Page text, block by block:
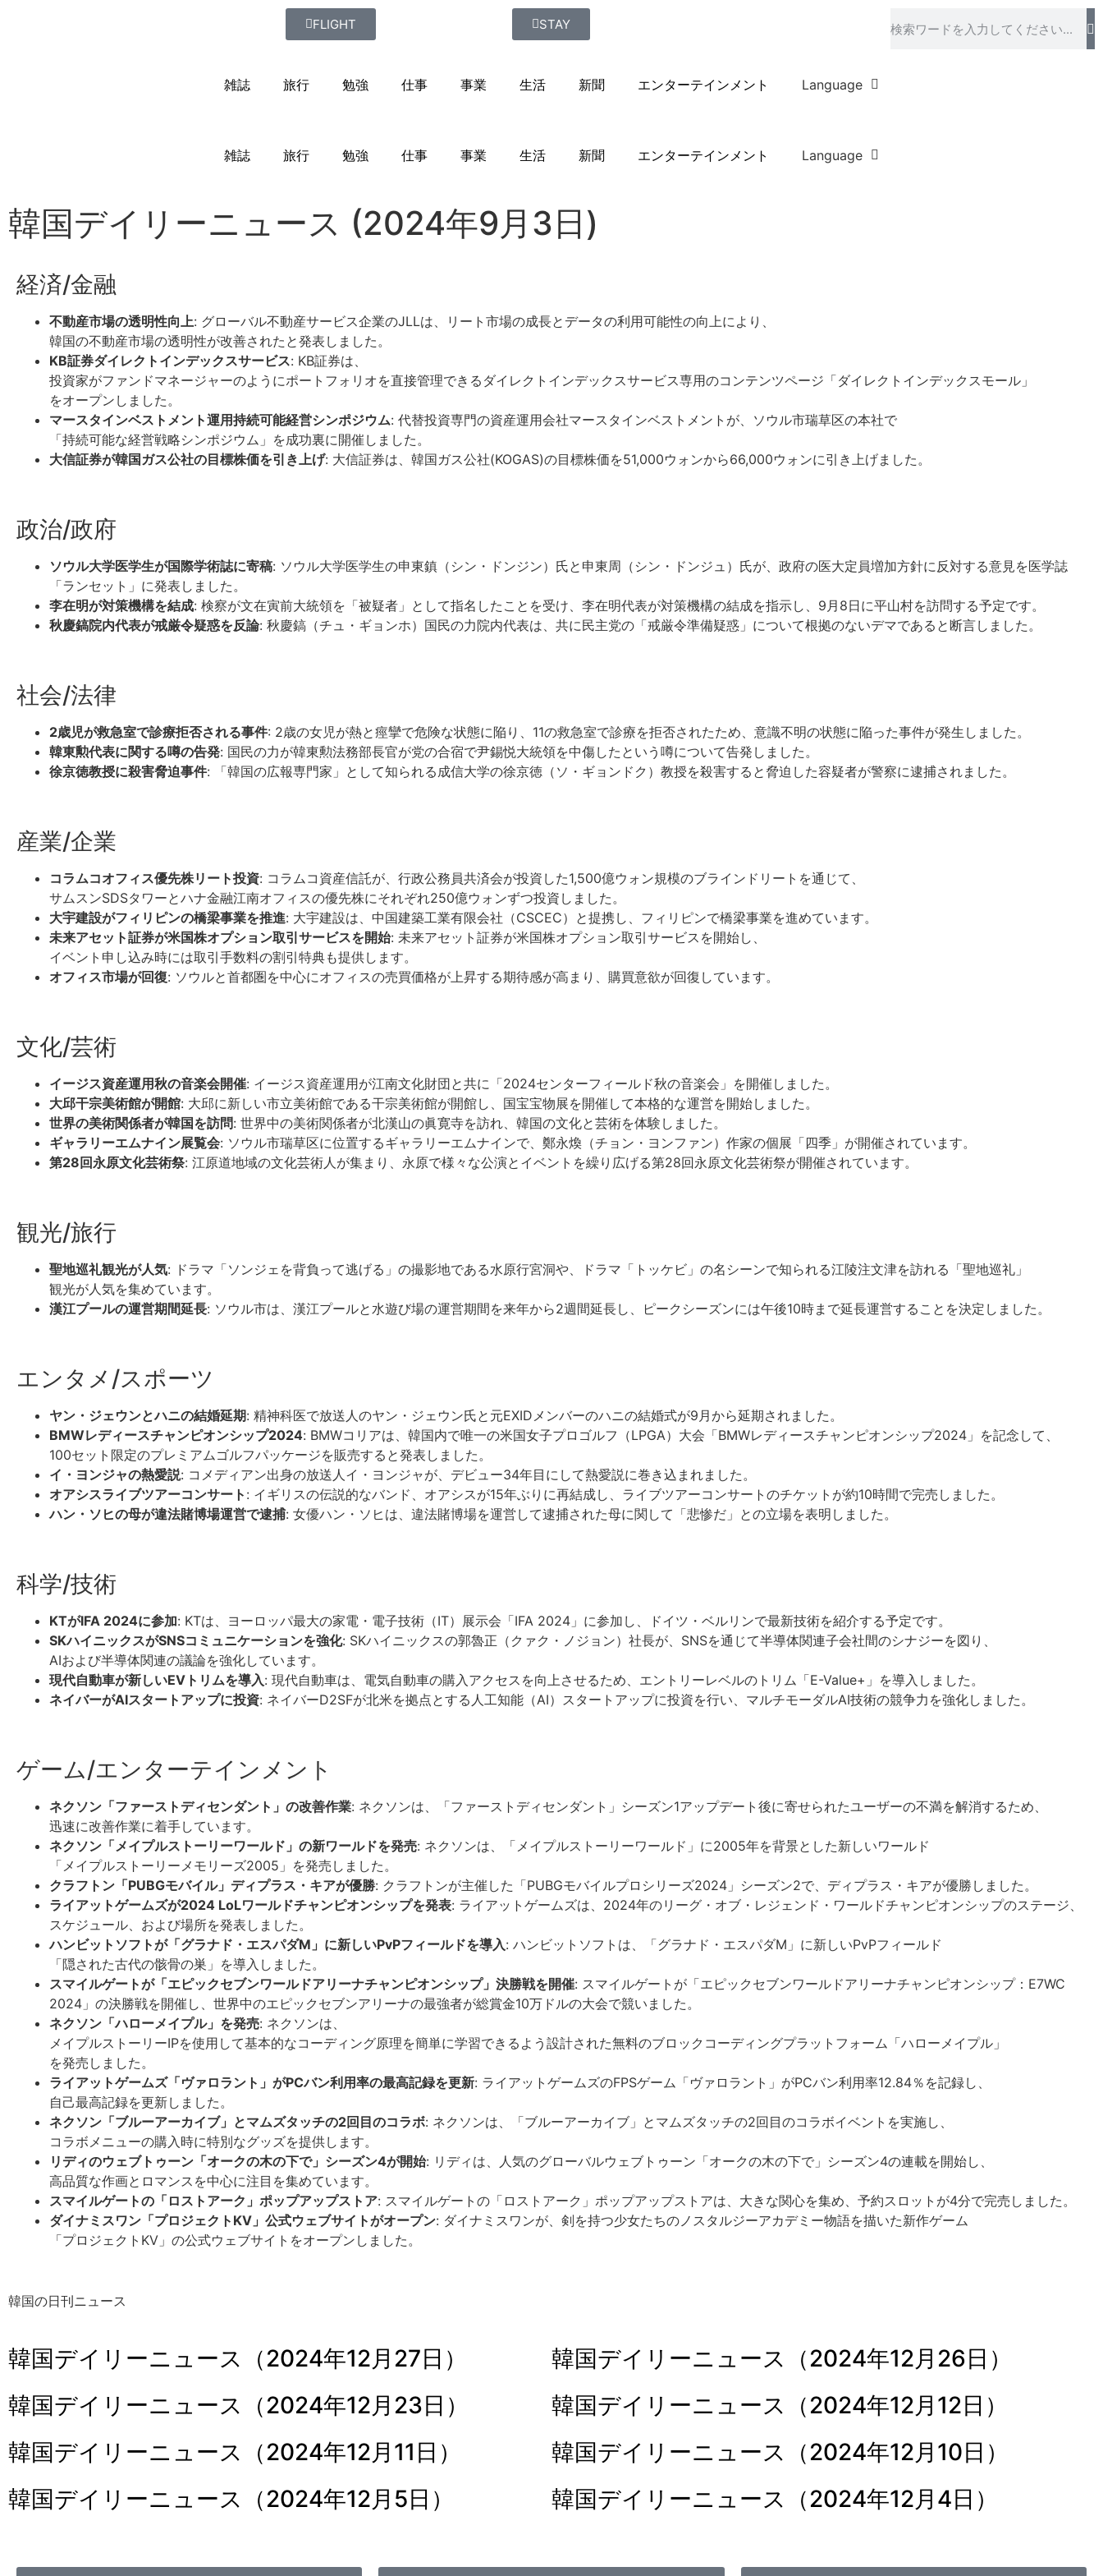
FLIGHT STAY
雑誌 旅行 勉強 仕事 事業 生活 新聞 エンターテインメント Language
雑誌 旅行 勉強 仕事 事業 生活 新聞 エンターテインメント Language
韓国デイリーニュース (2024年9月3日)
経済/金融
不動産市場の透明性向上: グローバル不動産サービス企業のJLLは、リート市場の成長とデータの利用可能性の向上により、
韓国の不動産市場の透明性が改善されたと発表しました。
KB証券ダイレクトインデックスサービス: KB証券は、
投資家がファンドマネージャーのようにポートフォリオを直接管理できるダイレクトインデックスサービス専用のコンテンツページ「ダイレクトインデックスモール」
をオープンしました。
マースタインベストメント運用持続可能経営シンポジウム: 代替投資専門の資産運用会社マースタインベストメントが、ソウル市瑞草区の本社で
「持続可能な経営戦略シンポジウム」を成功裏に開催しました。
大信証券が韓国ガス公社の目標株価を引き上げ: 大信証券は、韓国ガス公社(KOGAS)の目標株価を51,000ウォンから66,000ウォンに引き上げました。
政治/政府
ソウル大学医学生が国際学術誌に寄稿: ソウル大学医学生の申東鎮（シン・ドンジン）氏と申東周（シン・ドンジュ）氏が、政府の医大定員増加方針に反対する意見を医学誌
「ランセット」に発表しました。
李在明が対策機構を結成: 検察が文在寅前大統領を「被疑者」として指名したことを受け、李在明代表が対策機構の結成を指示し、9月8日に平山村を訪問する予定です。
秋慶鎬院内代表が戒厳令疑惑を反論: 秋慶鎬（チュ・ギョンホ）国民の力院内代表は、共に民主党の「戒厳令準備疑惑」について根拠のないデマであると断言しました。
社会/法律
2歳児が救急室で診療拒否される事件: 2歳の女児が熱と痙攣で危険な状態に陥り、11の救急室で診療を拒否されたため、意識不明の状態に陥った事件が発生しました。
韓東勲代表に関する噂の告発: 国民の力が韓東勲法務部長官が党の合宿で尹錫悦大統領を中傷したという噂について告発しました。
徐京徳教授に殺害脅迫事件: 「韓国の広報専門家」として知られる成信大学の徐京徳（ソ・ギョンドク）教授を殺害すると脅迫した容疑者が警察に逮捕されました。
産業/企業
コラムコオフィス優先株リート投資: コラムコ資産信託が、行政公務員共済会が投資した1,500億ウォン規模のブラインドリートを通じて、
サムスンSDSタワーとハナ金融江南オフィスの優先株にそれぞれ250億ウォンずつ投資しました。
大宇建設がフィリピンの橋梁事業を推進: 大宇建設は、中国建築工業有限会社（CSCEC）と提携し、フィリピンで橋梁事業を進めています。
未来アセット証券が米国株オプション取引サービスを開始: 未来アセット証券が米国株オプション取引サービスを開始し、
イベント申し込み時には取引手数料の割引特典も提供します。
オフィス市場が回復: ソウルと首都圏を中心にオフィスの売買価格が上昇する期待感が高まり、購買意欲が回復しています。
文化/芸術
イージス資産運用秋の音楽会開催: イージス資産運用が江南文化財団と共に「2024センターフィールド秋の音楽会」を開催しました。
大邱干宗美術館が開館: 大邱に新しい市立美術館である干宗美術館が開館し、国宝宝物展を開催して本格的な運営を開始しました。
世界の美術関係者が韓国を訪問: 世界中の美術関係者が北漢山の眞寛寺を訪れ、韓国の文化と芸術を体験しました。
ギャラリーエムナイン展覧会: ソウル市瑞草区に位置するギャラリーエムナインで、鄭永煥（チョン・ヨンファン）作家の個展「四季」が開催されています。
第28回永原文化芸術祭: 江原道地域の文化芸術人が集まり、永原で様々な公演とイベントを繰り広げる第28回永原文化芸術祭が開催されています。
観光/旅行
聖地巡礼観光が人気: ドラマ「ソンジェを背負って逃げる」の撮影地である水原行宮洞や、ドラマ「トッケビ」の名シーンで知られる江陵注文津を訪れる「聖地巡礼」
観光が人気を集めています。
漢江プールの運営期間延長: ソウル市は、漢江プールと水遊び場の運営期間を来年から2週間延長し、ピークシーズンには午後10時まで延長運営することを決定しました。
エンタメ/スポーツ
ヤン・ジェウンとハニの結婚延期: 精神科医で放送人のヤン・ジェウン氏と元EXIDメンバーのハニの結婚式が9月から延期されました。
BMWレディースチャンピオンシップ2024: BMWコリアは、韓国内で唯一の米国女子プロゴルフ（LPGA）大会「BMWレディースチャンピオンシップ2024」を記念して、
100セット限定のプレミアムゴルフパッケージを販売すると発表しました。
イ・ヨンジャの熱愛説: コメディアン出身の放送人イ・ヨンジャが、デビュー34年目にして熱愛説に巻き込まれました。
オアシスライブツアーコンサート : イギリスの伝説的なバンド、オアシスが15年ぶりに再結成し、ライブツアーコンサートのチケットが約10時間で完売しました。
ハン・ソヒの母が違法賭博場運営で逮捕: 女優ハン・ソヒは、違法賭博場を運営して逮捕された母に関して「悲惨だ」との立場を表明しました。
科学/技術
KTがIFA 2024に参加: KTは、ヨーロッパ最大の家電・電子技術（IT）展示会「IFA 2024」に参加し、ドイツ・ベルリンで最新技術を紹介する予定です。
SKハイニックスがSNSコミュニケーションを強化: SKハイニックスの郭魯正（クァク・ノジョン）社長が、SNSを通じて半導体関連子会社間のシナジーを図り、
AIおよび半導体関連の議論を強化しています。
現代自動車が新しいEVトリムを導入: 現代自動車は、電気自動車の購入アクセスを向上させるため、エントリーレベルのトリム「E-Value+」を導入しました。
ネイバーがAIスタートアップに投資: ネイバーD2SFが北米を拠点とする人工知能（AI）スタートアップに投資を行い、マルチモーダルAI技術の競争力を強化しました。
ゲーム/エンターテインメント
ネクソン「ファーストディセンダント」の改善作業: ネクソンは、「ファーストディセンダント」シーズン1アップデート後に寄せられたユーザーの不満を解消するため、
迅速に改善作業に着手しています。
ネクソン「メイプルストーリーワールド」の新ワールドを発売: ネクソンは、「メイプルストーリーワールド」に2005年を背景とした新しいワールド
「メイプルストーリーメモリーズ2005」を発売しました。
クラフトン「PUBGモバイル」ディプラス・キアが優勝: クラフトンが主催した「PUBGモバイルプロシリーズ2024」シーズン2で、ディプラス・キアが優勝しました。
ライアットゲームズが2024 LoLワールドチャンピオンシップを発表: ライアットゲームズは、2024年のリーグ・オブ・レジェンド・ワールドチャンピオンシップのステージ、
スケジュール、および場所を発表しました。
ハンビットソフトが「グラナド・エスパダM」に新しいPvPフィールドを導入: ハンビットソフトは、「グラナド・エスパダM」に新しいPvPフィールド
「隠された古代の骸骨の巣」を導入しました。
スマイルゲートが「エピックセブンワールドアリーナチャンピオンシップ」決勝戦を開催: スマイルゲートが「エピックセブンワールドアリーナチャンピオンシップ：E7WC
2024」の決勝戦を開催し、世界中のエピックセブンアリーナの最強者が総賞金10万ドルの大会で競いました。
ネクソン「ハローメイプル」を発売: ネクソンは、
メイプルストーリーIPを使用して基本的なコーディング原理を簡単に学習できるよう設計された無料のブロックコーディングプラットフォーム「ハローメイプル」
を発売しました。
ライアットゲームズ「ヴァロラント」がPCバン利用率の最高記録を更新: ライアットゲームズのFPSゲーム「ヴァロラント」がPCバン利用率12.84％を記録し、
自己最高記録を更新しました。
ネクソン「ブルーアーカイブ」とマムズタッチの2回目のコラボ: ネクソンは、「ブルーアーカイブ」とマムズタッチの2回目のコラボイベントを実施し、
コラボメニューの購入時に特別なグッズを提供します。
リディのウェブトゥーン「オークの木の下で」シーズン4が開始: リディは、人気のグローバルウェブトゥーン「オークの木の下で」シーズン4の連載を開始し、
高品質な作画とロマンスを中心に注目を集めています。
スマイルゲートの「ロストアーク」ポップアップストア: スマイルゲートの「ロストアーク」ポップアップストアは、大きな関心を集め、予約スロットが4分で完売しました。
ダイナミスワン「プロジェクトKV」公式ウェブサイトがオープン: ダイナミスワンが、剣を持つ少女たちのノスタルジーアカデミー物語を描いた新作ゲーム
「プロジェクトKV」の公式ウェブサイトをオープンしました。
韓国の日刊ニュース
韓国デイリーニュース（2024年12月27日）
韓国デイリーニュース（2024年12月26日）
韓国デイリーニュース（2024年12月23日）
韓国デイリーニュース（2024年12月12日）
韓国デイリーニュース（2024年12月11日）
韓国デイリーニュース（2024年12月10日）
韓国デイリーニュース（2024年12月5日）
韓国デイリーニュース（2024年12月4日）